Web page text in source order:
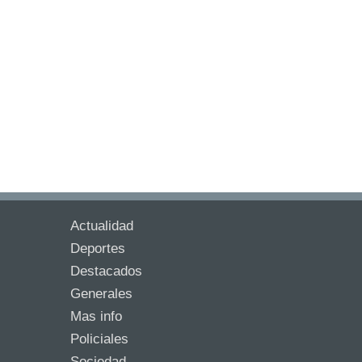
Actualidad
Deportes
Destacados
Generales
Mas info
Policiales